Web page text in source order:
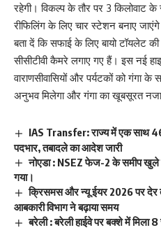
रहेगी। विकल्प के तौर पर 3 किलोवाट
रीफिलिंग के लिए चार स्टेशन बनाए
बता दें कि सफाई के लिए बायो टॉयलेट
सीसीटीवी कैमरे लगाए गए हैं। इस नई
वाराणसीवासियों और पर्यटकों को गंगा
अनुभव मिलेगा और गंगा का खूबसूरत
IAS Transfer: राज्य में एक साथ
पदभार, तबादले का आदेश जारी
नोएडा : NSEZ फेज-2 के समीप
गया।
क्रिसमस और न्यू ईयर 2026 पर देर
आबकारी विभाग ने बढ़ाया समय
बरेली : बरेली हाईवे पर बक्शे में मिला